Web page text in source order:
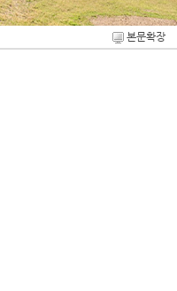
본문확장